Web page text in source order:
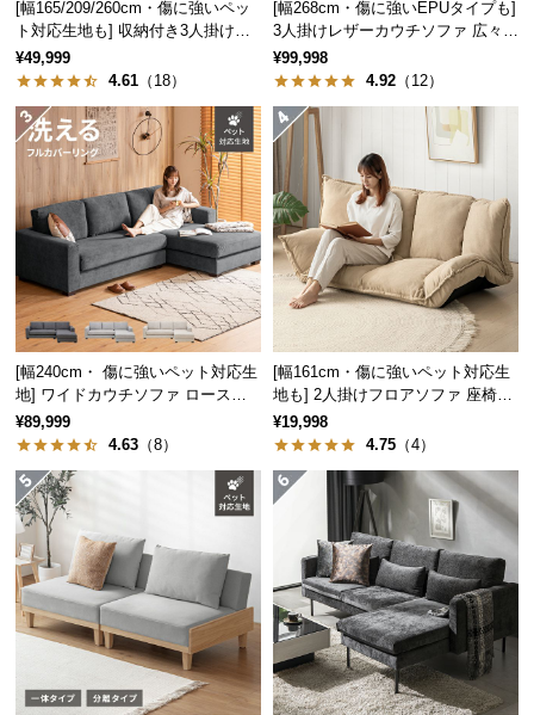
中
型
商
品
の
配
に
つ
て
小
型
商
品
の
配
送
に
つ
て
梱
[幅165/209/260cm・傷に強いペッ
ト対応生地も] 収納付き3人掛け多
機能ソファ
¥49,999
4.61 （18）
[幅268cm・傷に強いEPUタイプも]
3人掛けレザーカウチソファ 広々設
計 高級感
¥99,998
4.92 （12）
[幅240cm・ 傷に強いペット対応生
地] ワイドカウチソファ ロースタ
イル
¥89,999
4.63 （8）
[幅161cm・傷に強いペット対応生
地も] 2人掛けフロアソファ 座椅子
タイプ リクライニング
¥19,998
4.75 （4）